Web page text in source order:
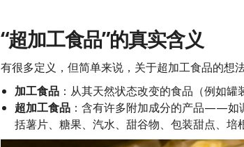
“超加工食品”的真实含义
有很多定义，但简单来说，关于超加工食品的想
加工食品：从其天然状态改变的食品（例如罐
超加工食品：含有许多附加成分的产品——如
括薯片、糖果、汽水、甜谷物、包装甜点、培